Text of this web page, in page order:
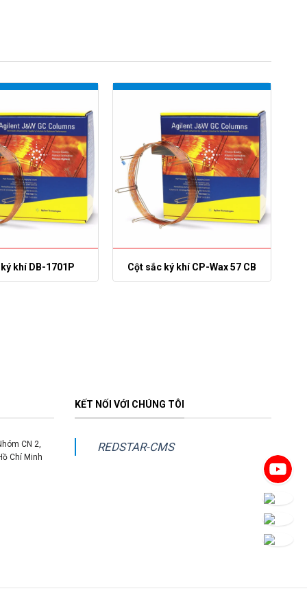
khí DB-1701P Cột sắc ký khí CP-Wax 57 CB
CN 2,
Chí Minh
KẾT NỐI VỚI CHÚNG TÔI
REDSTAR-CMS